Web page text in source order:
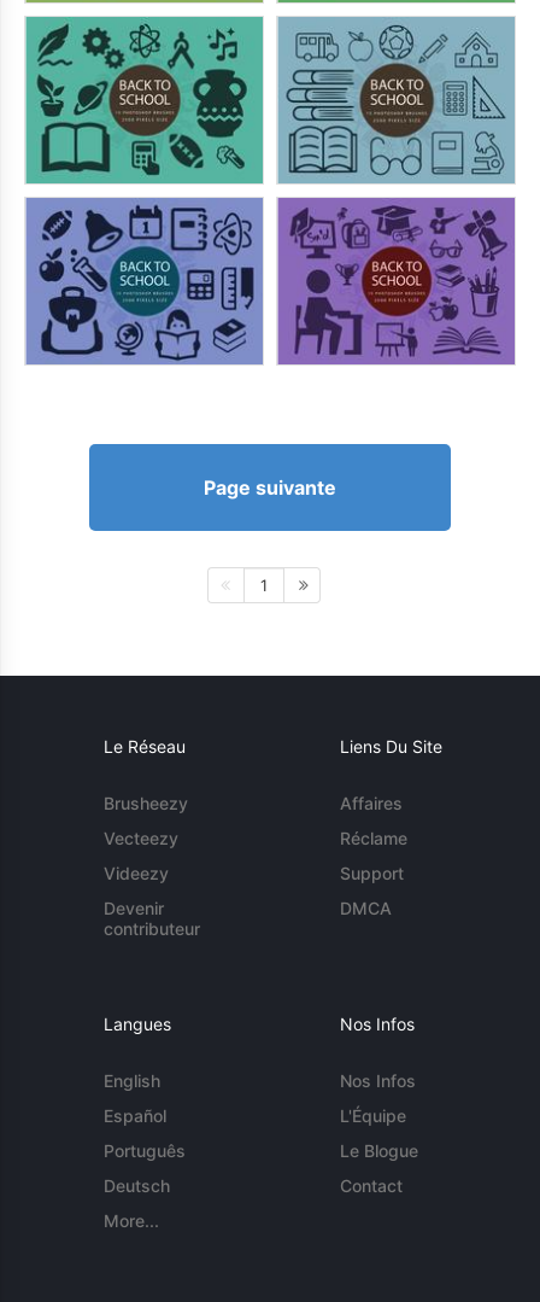
Page suivante
1
Le Réseau
Brusheezy
Vecteezy
Videezy
Devenir
contributeur
Liens Du Site
Affaires
Réclame
Support
DMCA
Langues
English
Español
Português
Deutsch
More...
Nos Infos
Nos Infos
L'Équipe
Le Blogue
Contact